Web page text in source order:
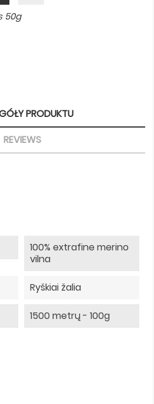
50g
PRODUKTU
REVIEWS
100% extrafine merino
vilna
Ryškiai žalia
1500 metrų - 100g